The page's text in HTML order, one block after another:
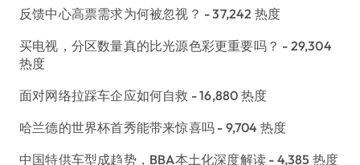
反馈中心高票需求为何被忽视？ - 37,242 热度
买电视，分区数量真的比光源色彩更重要吗？ - 29,304
热度
面对网络拉踩车企应如何自救 - 16,880 热度
哈兰德的世界杯首秀能带来惊喜吗 - 9,704 热度
中国特供车型成趋势，BBA本土化深度解读 - 4,385 热度